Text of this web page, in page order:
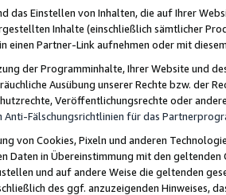
das Einstellen von Inhalten, die auf Ihrer
Inhalte (einschließlich sämtlicher
einen Partner-Link aufnehmen oder mit
der Programminhalte, Ihrer Website und
Ausübung unserer Rechte bzw. der
Veröffentlichungsrechte oder
Anti-Fälschungsrichtlinien für das
von Cookies, Pixeln und anderen
Daten in Übereinstimmung mit den
und auf andere Weise die geltenden
des ggf. anzuzeigenden Hinweises,